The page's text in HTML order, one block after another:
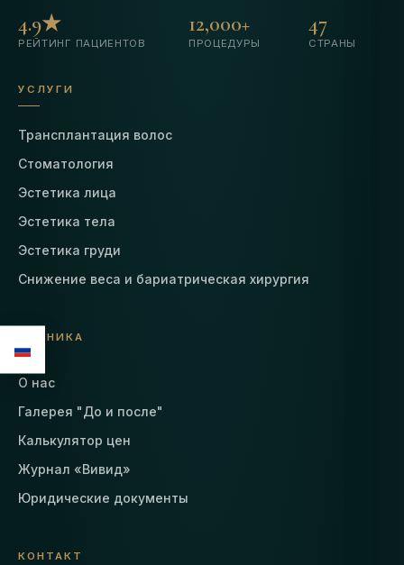
4.9★
РЕЙТИНГ ПАЦИЕНТОВ
12,000+
ПРОЦЕДУРЫ
47
СТРАНЫ
УСЛУГИ
Трансплантация волос
Стоматология
Эстетика лица
Эстетика тела
Эстетика груди
Снижение веса и бариатрическая хирургия
КЛИНИКА
О нас
Галерея "До и после"
Калькулятор цен
Журнал «Вивид»
Юридические документы
КОНТАКТ